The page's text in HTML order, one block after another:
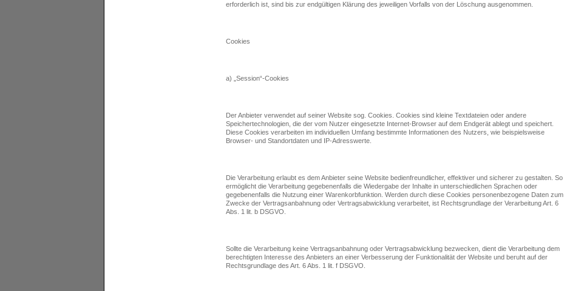
erforderlich ist, sind bis zur endgültigen Klärung des jeweiligen Vorfalls von der Löschung ausgenommen.
Cookies
a) „Session“-Cookies
Der Anbieter verwendet auf seiner Website sog. Cookies. Cookies sind kleine Textdateien oder andere
Speichertechnologien, die der vom Nutzer eingesetzte Internet-Browser auf dem Endgerät ablegt und speichert.
Diese Cookies verarbeiten im individuellen Umfang bestimmte Informationen des Nutzers, wie beispielsweise
Browser- und Standortdaten und IP-Adresswerte.
Die Verarbeitung erlaubt es dem Anbieter seine Website bedienfreundlicher, effektiver und sicherer zu gestalten. So
ermöglicht die Verarbeitung gegebenenfalls die Wiedergabe der Inhalte in unterschiedlichen Sprachen oder
gegebenenfalls die Nutzung einer Warenkorbfunktion. Werden durch diese Cookies personenbezogene Daten zum
Zwecke der Vertragsanbahnung oder Vertragsabwicklung verarbeitet, ist Rechtsgrundlage der Verarbeitung Art. 6
Abs. 1 lit. b DSGVO.
Sollte die Verarbeitung keine Vertragsanbahnung oder Vertragsabwicklung bezwecken, dient die Verarbeitung dem
berechtigten Interesse des Anbieters an einer Verbesserung der Funktionalität der Website und beruht auf der
Rechtsgrundlage des Art. 6 Abs. 1 lit. f DSGVO.